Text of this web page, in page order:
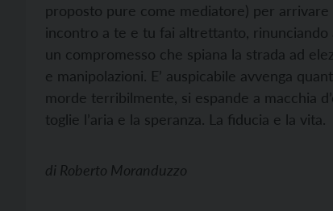
proposto pure come mediatore) per
incontro a te e tu fai altrettanto,
un compromesso che spiana la strada ad
e manipolazioni. E’ auspicabile avvenga
morde terribilmente, si espande a macchia
toglie l’aria e la speranza. La fiducia e la vita.
di Roberto Moranduzzo